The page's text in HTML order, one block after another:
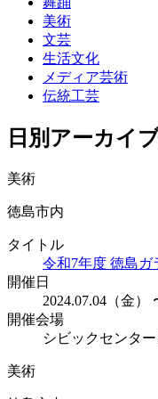
美術
文芸
生活文化
メディア芸術
伝統工芸
日別アーカイ
美術
徳島市内
タイトル
令和7年度 徳島ガ
開催日
2024.07.04（金）
開催会場
シビックセンタ
美術